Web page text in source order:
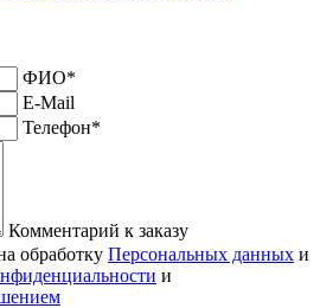
ФИО*
E-Mail
Телефон*
Комментарий к заказу
обработку Персональных данных и
и